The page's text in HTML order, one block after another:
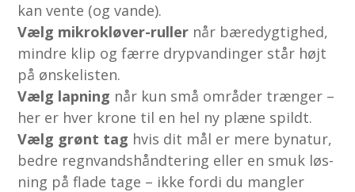
kan vente (og vande).
Vælg mikrokløver-ruller når bæredygtighed,
mindre klip og færre drypvandinger står højt
på ønskelisten.
Vælg lapning når kun små områder trænger –
her er hver krone til en hel ny plæne spildt.
Vælg grønt tag hvis dit mål er mere bynatur,
bedre regnvandshåndtering eller en smuk løs­
ning på flade tage – ikke fordi du mangler